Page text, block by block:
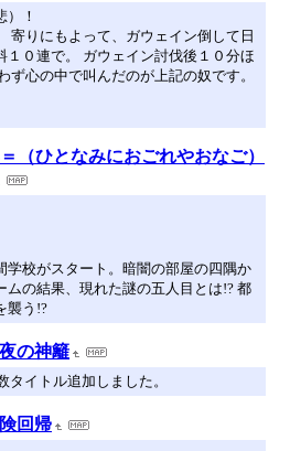
）！
寄りにもよって、ガウェイン倒して日
１０連で。 ガウェイン討伐後１０分ほ
ず心の中で叫んだのが上記の奴です。
（ひとなみにおごれやおなご）
学校がスタート。暗闇の部屋の四隅か
ムの結果、現れた謎の五人目とは!? 都
襲う!?
の神籬
タイトル追加しました。
回帰